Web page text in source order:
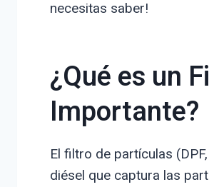
necesitas saber!
¿Qué es un
Importante?
El filtro de partículas
diésel que captura las